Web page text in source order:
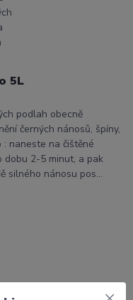
5L
podlah obecně
černých nánosů, špíny,
naneste na čištěné
dobu 2-5 minut, a pak
silného nánosu pos...